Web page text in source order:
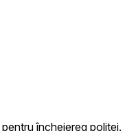
încheierea poliței.